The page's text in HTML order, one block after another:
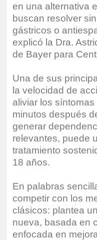
en una alternativa
buscan resolver
gástricos o
explicó la Dra.
de Bayer para
Una de sus
la velocidad de
aliviar los
minutos después
generar
relevantes, puede
tratamiento
18 años.
En palabras
competir con los
clásicos: plantea
nueva, basada en
enfocada en